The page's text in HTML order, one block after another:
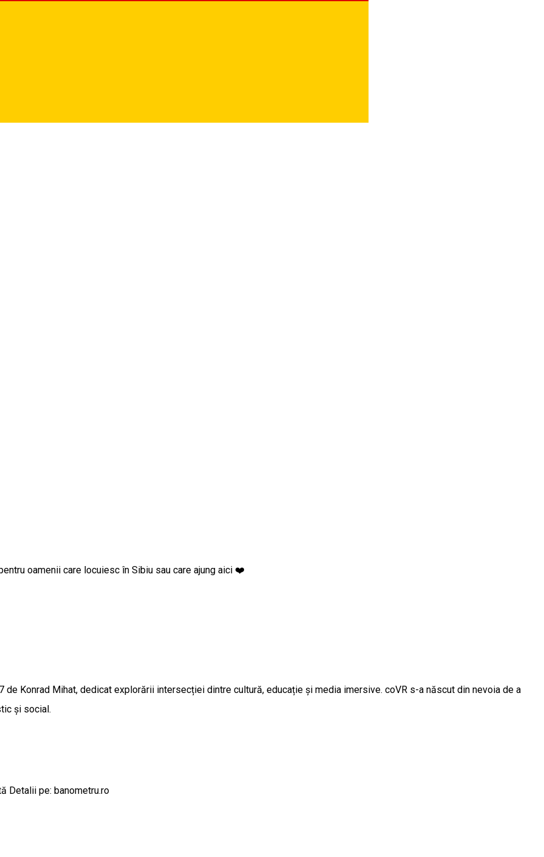
oamenii care locuiesc în Sibiu sau care ajung aici ❤️
Konrad Mihat, dedicat explorării intersecției dintre cultură, educație și media imersive. coVR s-a născut din nevoia de a
și social.
Detalii pe: banometru.ro